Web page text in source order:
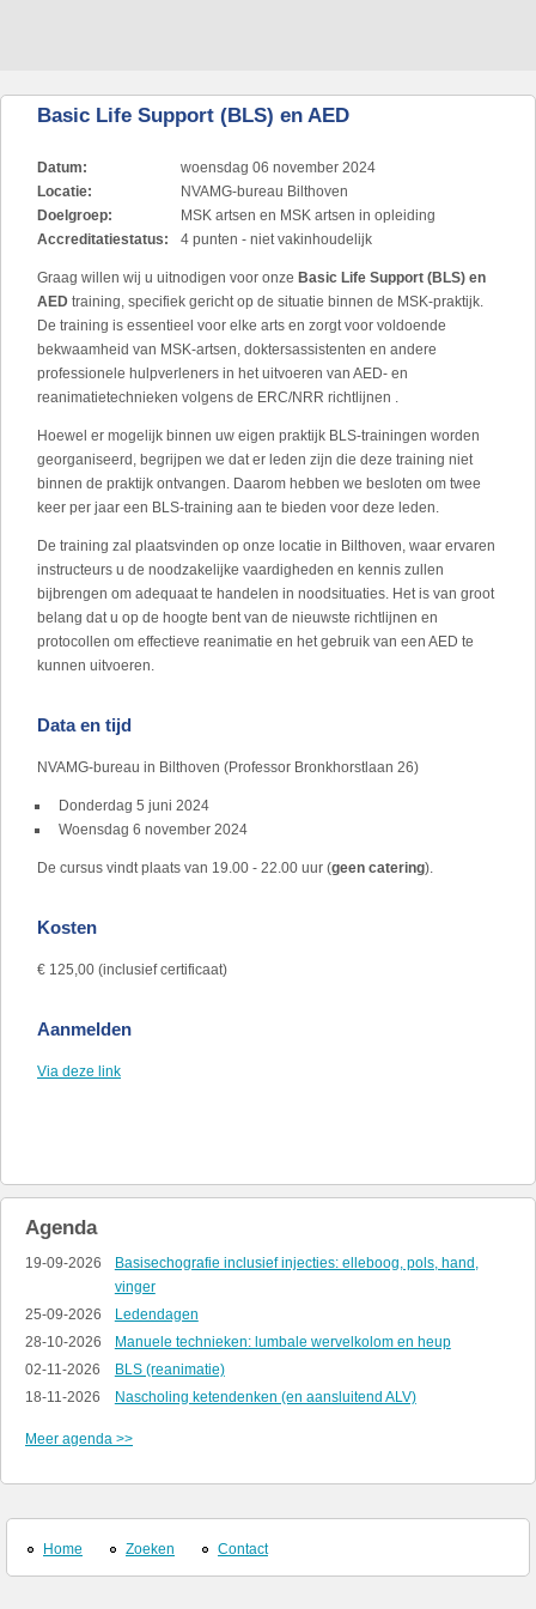
Basic Life Support (BLS) en AED
Datum:
woensdag 06 november 2024
Locatie:
NVAMG-bureau Bilthoven
Doelgroep:
MSK artsen en MSK artsen in opleiding
Accreditatiestatus:
4 punten - niet vakinhoudelijk
Graag willen wij u uitnodigen voor onze Basic Life Support (BLS) en
AED training, specifiek gericht op de situatie binnen de MSK-praktijk.
De training is essentieel voor elke arts en zorgt voor voldoende
bekwaamheid van MSK-artsen, doktersassistenten en andere
professionele hulpverleners in het uitvoeren van AED- en
reanimatietechnieken volgens de ERC/NRR richtlijnen .
Hoewel er mogelijk binnen uw eigen praktijk BLS-trainingen worden
georganiseerd, begrijpen we dat er leden zijn die deze training niet
binnen de praktijk ontvangen. Daarom hebben we besloten om twee
keer per jaar een BLS-training aan te bieden voor deze leden.
De training zal plaatsvinden op onze locatie in Bilthoven, waar ervaren
instructeurs u de noodzakelijke vaardigheden en kennis zullen
bijbrengen om adequaat te handelen in noodsituaties. Het is van groot
belang dat u op de hoogte bent van de nieuwste richtlijnen en
protocollen om effectieve reanimatie en het gebruik van een AED te
kunnen uitvoeren.
Data en tijd
NVAMG-bureau in Bilthoven (Professor Bronkhorstlaan 26)
Donderdag 5 juni 2024
Woensdag 6 november 2024
De cursus vindt plaats van 19.00 - 22.00 uur (geen catering).
Kosten
€ 125,00 (inclusief certificaat)
Aanmelden
Via deze link
Agenda
19-09-2026
Basisechografie inclusief injecties: elleboog, pols, hand,
vinger
25-09-2026
Ledendagen
28-10-2026
Manuele technieken: lumbale wervelkolom en heup
02-11-2026
BLS (reanimatie)
18-11-2026
Nascholing ketendenken (en aansluitend ALV)
Meer agenda >>
Home Zoeken Contact